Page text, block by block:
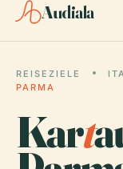
Audiala
REISEZIELE
PARMA
Kart